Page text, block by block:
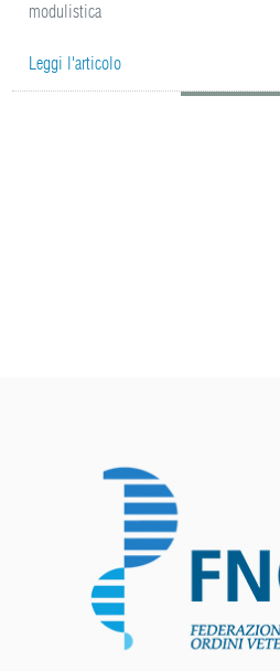
modulistica
Leggi l'articolo